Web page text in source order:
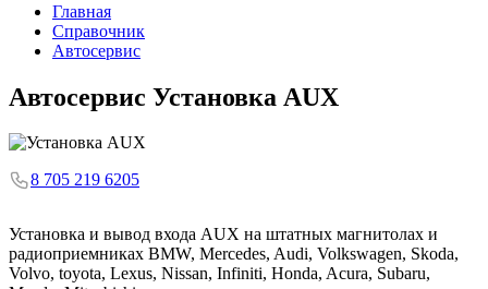
Главная
Справочник
Автосервис
Автосервис Установка AUX
8 705 219 6205
Установка и вывод входа AUX на штатных магнитолах и
радиоприемниках BMW, Mercedes, Audi, Volkswagen, Skoda,
Volvo, toyota, Lexus, Nissan, Infiniti, Honda, Acura, Subaru,